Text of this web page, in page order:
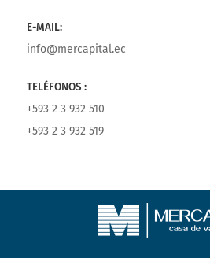
E-MAIL:
info@mercapital.ec
TELÉFONOS :
+593 2 3 932 510
+593 2 3 932 519